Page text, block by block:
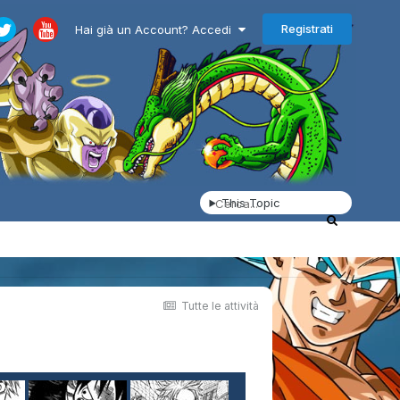
Hai già un Account? Accedi Registrati
This Topic
Tutte le attività